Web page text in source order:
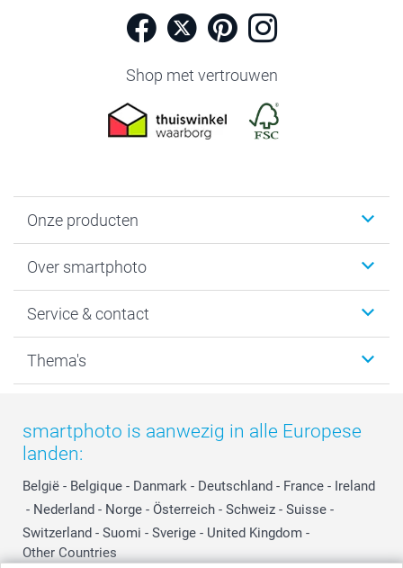
Shop met vertrouwen
Onze producten
Fotoboeken
Fotocadeaus
Kaarten
Over smartphoto
Vacatures
Bestelproces
Privacy
Cookiebeleid
Reviews
Prijslijst
Investor Relations
Service & contact
Tevredenheidsgarantie
smartbonus
smartfriends
service@smartphoto.nl
Affiliate partnerprogramma
Partnerships
Influencer partnerprogramma
Thema's
Moederdag
Vaderdag
Huwelijk
smartphoto is aanwezig in alle Europese
landen:
België - Belgique - Danmark - Deutschland - France - Ireland
- Nederland - Norge - Österreich - Schweiz - Suisse -
Switzerland - Suomi - Sverige - United Kingdom -
Other Countries